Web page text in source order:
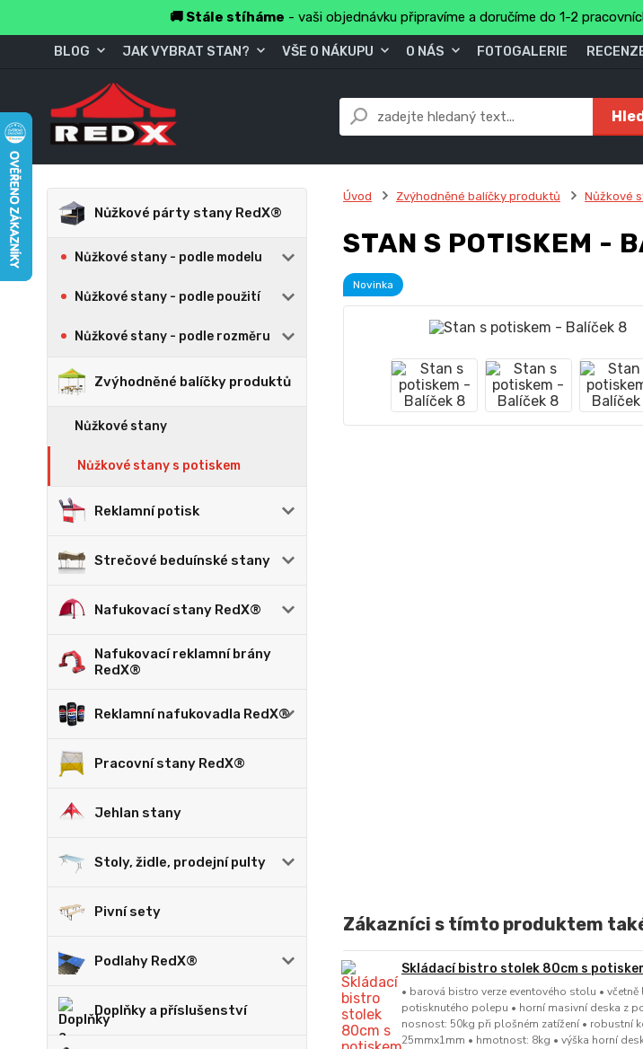
🚚 Stále stíháme - vaši objednávku připravíme a doručíme do 1-2
BLOG JAK VYBRAT STAN? VŠE O NÁKUPU O NÁS FOTOGALERIE
Nůžkové párty stany RedX®
Nůžkové stany - podle modelu
Nůžkové stany - podle použití
Nůžkové stany - podle rozměru
Zvýhodněné balíčky produktů
Nůžkové stany
Nůžkové stany s potiskem
Reklamní potisk
Strečové beduínské stany
Nafukovací stany RedX®
Nafukovací reklamní brány
RedX®
Reklamní nafukovadla RedX®
Pracovní stany RedX®
Jehlan stany
Stoly, židle, prodejní pulty
Pivní sety
Podlahy RedX®
Doplňky a příslušenství
Úvod Zvýhodněné balíčky produktů Nůžkové
STAN S POTISKEM -
Novinka
Zákazníci s tímto produktem
Skládací bistro stolek 80cm s
• barová bistro verze eventového stolu •
potisknutého polepu • horní masivní deska z
nosnost: 50kg při plošném zatížení • robustní
25mmx1mm • hmotnost: 8kg • výška horní